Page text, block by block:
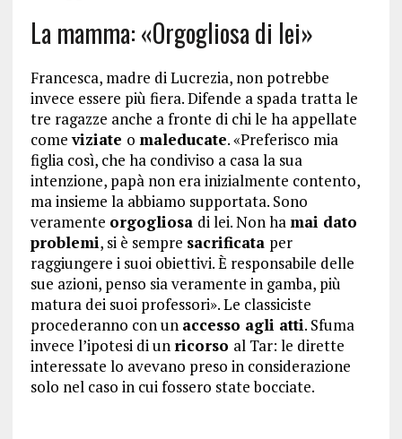
La mamma: «Orgogliosa di lei»
Francesca, madre di Lucrezia, non potrebbe
invece essere più fiera. Difende a spada tratta le
tre ragazze anche a fronte di chi le ha appellate
comeviziate o maleducate. «Preferisco mia
figlia così, che ha condiviso a casa la sua
intenzione, papà non era inizialmente contento,
ma insieme la abbiamo supportata. Sono
veramente orgogliosa di lei. Non ha mai dato
problemi, si è sempre sacrificata per
raggiungere i suoi obiettivi. È responsabile delle
sue azioni, penso sia veramente in gamba, più
matura dei suoi professori». Le classiciste
procederanno con un accesso agli atti. Sfuma
invece l’ipotesi di un ricorso al Tar: le dirette
interessate lo avevano preso in considerazione
solo nel caso in cui fossero state bocciate.